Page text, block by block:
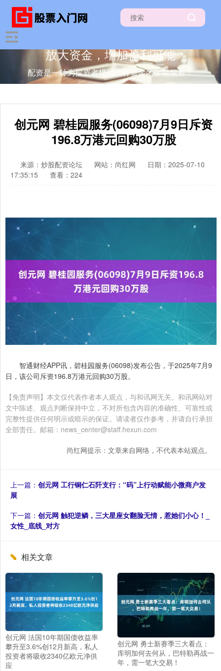
放大资金，增加盈利可能
配资是一种为投资者提供杠杆资金的金融服务！
创元网 碧桂园服务(06098)7月9日斥资
196.8万港元回购30万股
来源：炒股配资论坛 网站：尚红网
日期：2025-07-10
17:35:15
查看：224
智通财经APP讯，碧桂园服务(06098)发布公告，于2025年7月9
日，该公司斥资196.8万港元回购30万股。
【免责声明】本文仅代表作者本人观点，与和讯网无关。和讯网站对
文中陈述、观点判断保持中立，不对所包含内容的准确性、可靠性或
完整性提供任何明示或暗示的保证。请读者仅作参考，并请自行承担
全部责任。邮箱：news_center@staff.hexun.com
尚红网提示：文章来自网络，不代表本站观点。
上一篇： 创元网 工行铜仁石阡支行：“码”上行动赋能小微商户发
展
下一篇： 创元网 触犯逆鳞，三大星座女翻脸无情，惹她们小心！_
女性_底线_对方
相关文章
创元网 法国10年期国债收益率
攀升至3.6%创12月新高，私人
投资者将吸收2340亿欧元净供
应
创元网 勇士新赛季三大看点：
库明加何去何从，巴特勒再战一
年，需一笔大交易！